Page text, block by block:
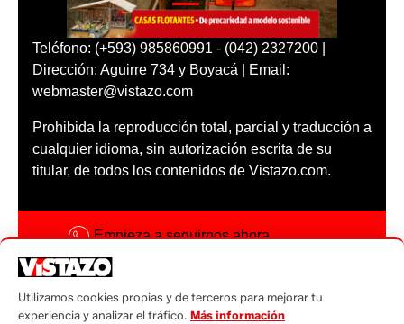
Teléfono: (+593) 985860991 - (042) 2327200 |
Dirección: Aguirre 734 y Boyacá | Email:
webmaster@vistazo.com
Prohibida la reproducción total, parcial y traducción a
cualquier idioma, sin autorización escrita de su
titular, de todos los contenidos de Vistazo.com.
Empieza a seguirnos ahora
Código ética
Utilizamos cookies propias y de terceros para mejorar tu
experiencia y analizar el tráfico. Más información